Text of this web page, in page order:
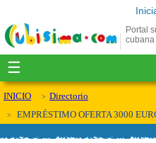
Portal
cubana
☰
INICIO
Directorio
EMPRÉSTIMO OFERTA 3000